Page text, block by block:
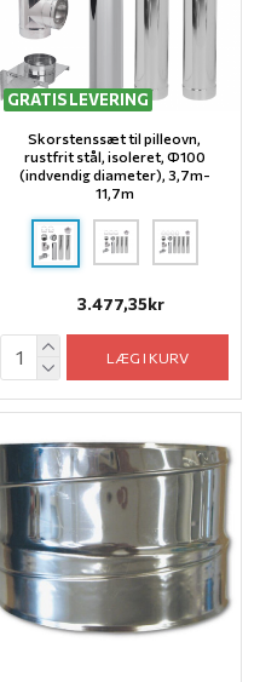
GRATIS LEVERING
Skorstenssæt til pilleovn,
rustfrit stål, isoleret, Ф100
(indvendig diameter), 3,7m-
11,7m
3.477,35kr
LÆG I KURV